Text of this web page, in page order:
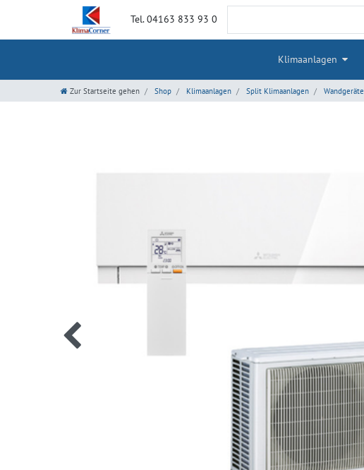
Tel. 04163 833 93 0
Klimaanlagen
Zur Startseite gehen Shop Klimaanlagen Split Klimaanlagen Wandgeräte